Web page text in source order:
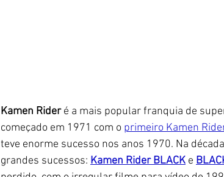
Kamen Rider é a mais popular franquia de
começado em 1971 com o primeiro Kamen
teve enorme sucesso nos anos 1970. Na
grandes sucessos: Kamen Rider BLACK e